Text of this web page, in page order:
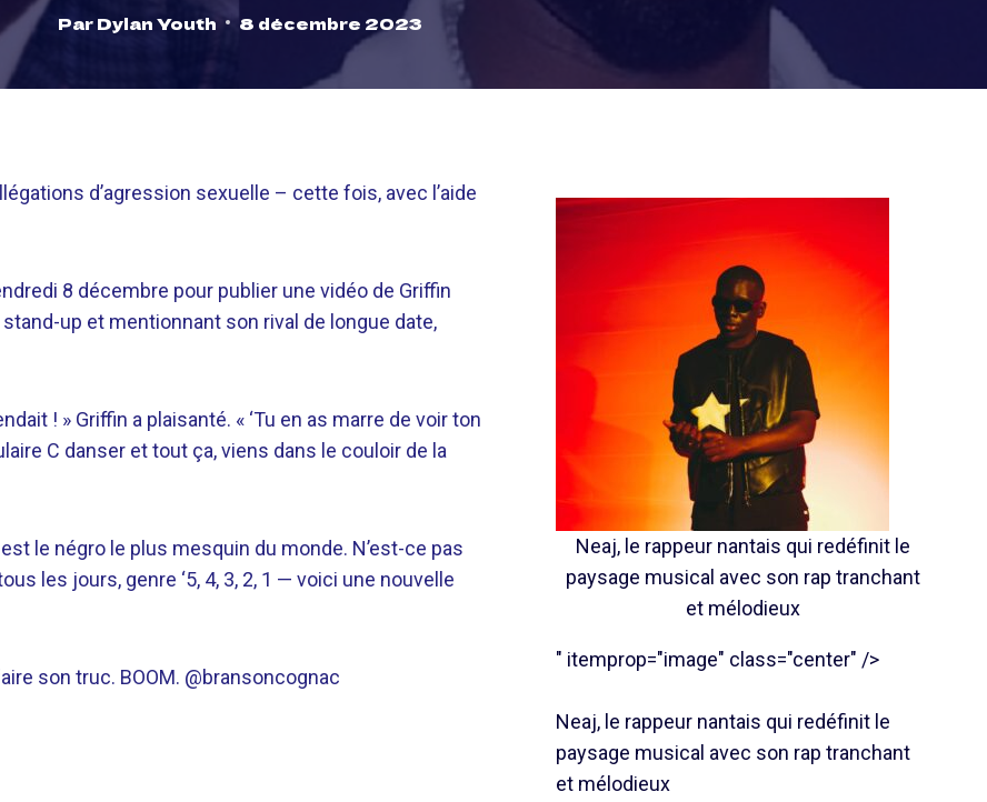
ParDylan Youth 8 décembre 2023
d’agression sexuelle – cette fois, avec l’aide
8 décembre pour publier une vidéo de Griffin
up et mentionnant son rival de longue date,
! » Griffin a plaisanté. « ‘Tu en as marre de voir ton
C danser et tout ça, viens dans le couloir de la
le négro le plus mesquin du monde. N’est-ce pas
les jours, genre ‘5, 4, 3, 2, 1 — voici une nouvelle
son truc. BOOM. @bransoncognac
Neaj, le rappeur nantais qui redéfinit le
paysage musical avec son rap tranchant
et mélodieux
" itemprop="image" class="center" />
Neaj, le rappeur nantais qui redéfinit le
paysage musical avec son rap tranchant
et mélodieux